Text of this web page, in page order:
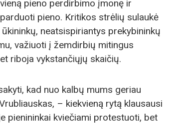
pieno perdirbimo įmonę ir
pieno. Kritikos strėlių sulaukė
neatsispiriantys prekybininkų
važiuoti į žemdirbių mitingus
riboja vykstančiųjų skaičių.
kad nuo kalbų mums geriau
– kiekvieną rytą klausausi
pienininkai kviečiami protestuoti, bet